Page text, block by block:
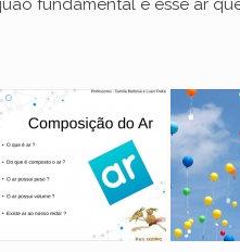
fundamental é esse ar